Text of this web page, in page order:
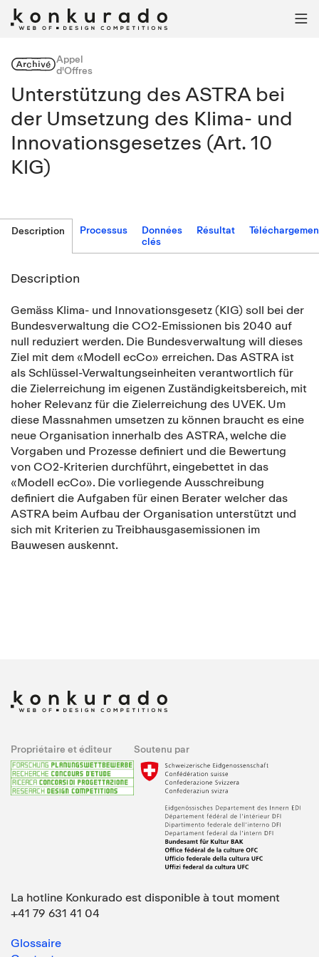

ArchivéAppel
d'Offres
Unterstützung des ASTRA bei
der Umsetzung des Klima- und
Innovationsgesetzes (Art. 10
KlG)
Description Processus
Données
clés
Résultat
Description
Gemäss Klima- und Innovationsgesetz (KIG) soll bei der
Bundesverwaltung die CO2-Emissionen bis 2040 auf
null reduziert werden. Die Bundesverwaltung will dieses
Ziel mit dem «Modell ecCo» erreichen. Das ASTRA ist
als Schlüssel-Verwaltungseinheiten verantwortlich für
die Zielerreichung im eigenen Zuständigkeitsbereich, mit
hoher Relevanz für die Zielerreichung des UVEK. Um
diese Massnahmen umsetzen zu können braucht es eine
neue Organisation innerhalb des ASTRA, welche die
Vorgaben und Prozesse definiert und die Bewertung
von CO2-Kriterien durchführt, eingebettet in das
«Modell ecCo». Die vorliegende Ausschreibung
definiert die Aufgaben für einen Berater welcher das
ASTRA beim Aufbau der Organisation unterstützt und
sich mit Kriterien zu Treibhausgasemissionen im
Bauwesen auskennt.
Propriétaire et éditeur Soutenu par
La hotline Konkurado est disponible à tout moment
+41 79 631 41 04
Glossaire